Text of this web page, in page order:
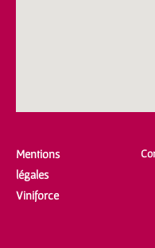
Mentions
légales
Viniforce